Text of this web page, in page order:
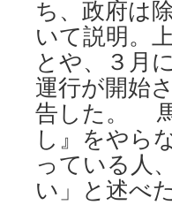
ち、政府は
いて説明。
とや、３月
運行が開始
告した。 馬
し』をやら
っている人
い」と述べ